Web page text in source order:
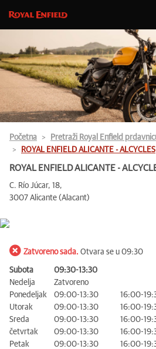
Početna Pretraži Royal Enfield
ROYAL ENFIELD ALICANTE - ALCYCLES
ROYAL ENFIELD ALICANTE -
C. Río Júcar, 18,
3007 Alicante (Alacant)
Zatvoreno sada. Otvara se u 09:30
Subota
09:30-13:30
Nedelja
Zatvoreno
Ponedeljak
09:00-13:30
16:00-
Utorak
09:00-13:30
16:00-
Sreda
09:00-13:30
16:00-
četvrtak
09:00-13:30
16:00-
Petak
09:00-13:30 16:00-